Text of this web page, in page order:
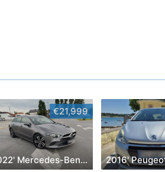
€21,999
2022' Mercedes-Benz Cla Klasa Cla 180 2016'